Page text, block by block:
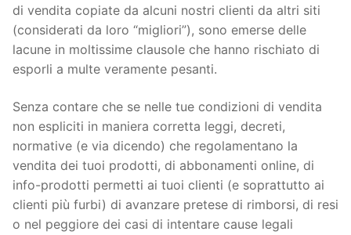
di vendita copiate da alcuni nostri clienti da altri siti
(considerati da loro “migliori”), sono emerse delle
lacune in moltissime clausole che hanno rischiato di
esporli a multe veramente pesanti.
Senza contare che se nelle tue condizioni di vendita
non espliciti in maniera corretta leggi, decreti,
normative (e via dicendo) che regolamentano la
vendita dei tuoi prodotti, di abbonamenti online, di
info-prodotti permetti ai tuoi clienti (e soprattutto ai
clienti più furbi) di avanzare pretese di rimborsi, di resi
o nel peggiore dei casi di intentare cause legali